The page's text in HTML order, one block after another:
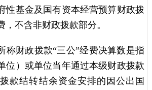
性基金及国有资本经营预算财政拨
，不含非财政拨款部分。
称财政拨款“三公”经费决算数是指
位）或单位当年通过本级财政拨款
款结转结余资金安排的因公出国